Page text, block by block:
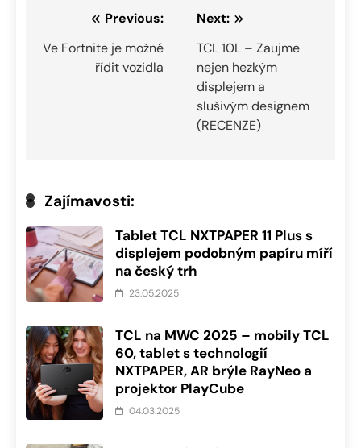
Navigace
pro
příspěvek
Previous:
Ve Fortnite je možné
řídit vozidla
Next:
TCL 10L – Zaujme
nejen hezkým
displejem a
slušivým designem
(RECENZE)
Zajímavosti:
Tablet TCL NXTPAPER 11 Plus s
displejem podobným papíru míří
na český trh
23.05.2025
TCL na MWC 2025 – mobily TCL
60, tablet s technologií
NXTPAPER, AR brýle RayNeo a
projektor PlayCube
04.03.2025